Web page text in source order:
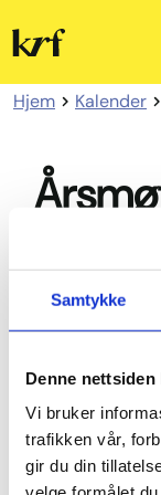
Samtykke
Denne
Vi bruker
trafikken vår,
gir du din
Kristelig
Folkeparti
Hjem Kalender
Velkommen
Vi er så
Jytte Sonne.
Det blir